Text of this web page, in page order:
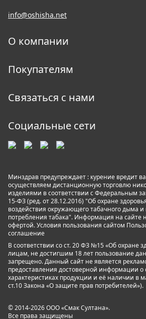
info@oshisha.net
О компании
Покупателям
Связаться с нами
Социальные сети
Минздрав предупреждает : курение вредит
осуществляем дистанционную торговлю
изделиями в соответствии с Федеральным
15-ФЗ (ред. от 28.12.2016) "Об охране
воздействия окружающего табачного дыма и
потребления табака". Информация на сайте
офертой. Условия пользования сайтом
соглашение
В соответствии со ст. 20 ФЗ №15 «Об охране
лицам, не достигшим 18 лет пользование
запрещено. Данный сайт не является
предоставления достоверной информации о
характеристиках продукции и её наличии в
ст.10 Закона «О защите прав потребителей»).
© 2014-2026 ООО «Смак Султана».
Все права защищены